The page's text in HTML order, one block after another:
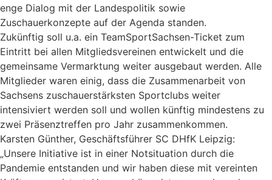
enge Dialog mit der Landespolitik sowie
Zuschauerkonzepte auf der Agenda standen.
Zukünftig soll u.a. ein TeamSportSachsen-Ticket zum
Eintritt bei allen Mitgliedsvereinen entwickelt und die
gemeinsame Vermarktung weiter ausgebaut werden. Alle
Mitglieder waren einig, dass die Zusammenarbeit von
Sachsens zuschauerstärksten Sportclubs weiter
intensiviert werden soll und wollen künftig mindestens zu
zwei Präsenztreffen pro Jahr zusammenkommen.
Karsten Günther, Geschäftsführer SC DHfK Leipzig:
„Unsere Initiative ist in einer Notsituation durch die
Pandemie entstanden und wir haben diese mit vereinten